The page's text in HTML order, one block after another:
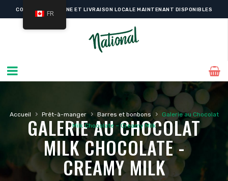
COMMANDE EN LIGNE ET LIVRAISON LOCALE MAINTENANT DISPONIBLES
Accueil › Prêt-à-manger › Barres et bonbons ›
Galerie au Chocolat
Milk Chocolate – Creamy Milk
GALERIE AU CHOCOLAT
MILK CHOCOLATE -
CREAMY MILK
FR